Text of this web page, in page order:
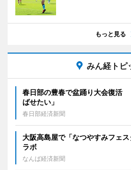
もっと見る
みん経トピ
春日部の豊春で盆踊り大会復活
ばせたい」
春日部経済新聞
大阪高島屋で「なつやすみフェ
ラボ
なんば経済新聞